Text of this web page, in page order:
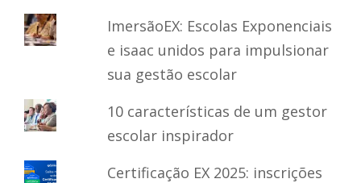
ImersãoEX: Escolas Exponenciais
e isaac unidos para impulsionar
sua gestão escolar
10 características de um gestor
escolar inspirador
Certificação EX 2025: inscrições